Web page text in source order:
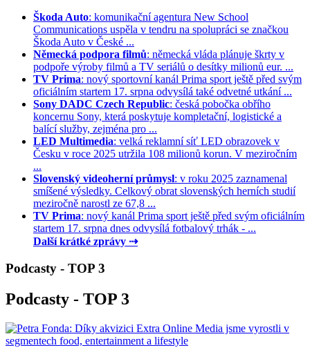
Škoda Auto: komunikační agentura New School
Communications uspěla v tendru na spolupráci se značkou
Škoda Auto v České ...
Německá podpora filmů: německá vláda plánuje škrty v
podpoře výroby filmů a TV seriálů o desítky milionů eur. ...
TV Prima: nový sportovní kanál Prima sport ještě před svým
oficiálním startem 17. srpna odvysílá také odvetné utkání ...
Sony DADC Czech Republic: česká pobočka obřího
koncernu Sony, která poskytuje kompletační, logistické a
balící služby, zejména pro ...
LED Multimedia: velká reklamní síť LED obrazovek v
Česku v roce 2025 utržila 108 milionů korun. V meziročním
...
Slovenský videoherní průmysl: v roku 2025 zaznamenal
smíšené výsledky. Celkový obrat slovenských herních studií
meziročně narostl ze 67,8 ...
TV Prima: nový kanál Prima sport ještě před svým oficiálním
startem 17. srpna dnes odvysílá fotbalový trhák - ...
Další krátké zprávy ⇢
Podcasty - TOP 3
Podcasty - TOP 3